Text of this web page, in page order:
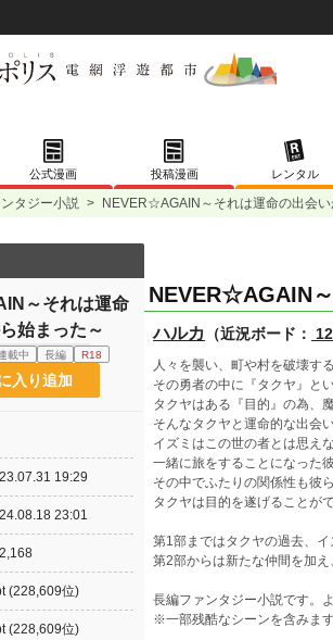
公式漫画 投稿漫画 レンタル
タジー小説 > NEVER☆AGAIN～それは運命の出会い
NEVER☆AGAIN
ハルカ （近況ボード：
人々を襲い、町や村を破壊す
その勇者の中に『タクヤ』と
タクヤはある『目的』の為、
そんなタクヤと運命的な出会
イズミはこの世の者とは思え
一緒に旅をすることになった
その中でふたりの関係性も彼
タクヤは目的を遂げること
第1部まではタクヤの過去、
第2部からは新たな仲間を加え
長編ファンタジー小説です。
※一部残酷なシーンを含みま
～それは運命
始まった～
載中 長編 R18
入り追加
19:29
23:01
(228,609位)
(228,609位)